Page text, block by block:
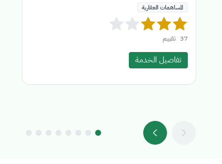
المساهمات العقارية
37 تقييم
تفاصيل الخدمة